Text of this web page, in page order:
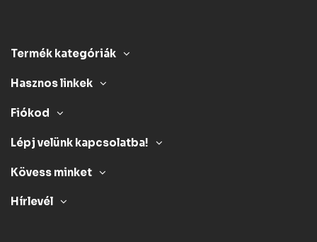
Termék kategóriák
Hasznos linkek
Fiókod
Lépj velünk kapcsolatba!
Kövess minket
Hírlevél